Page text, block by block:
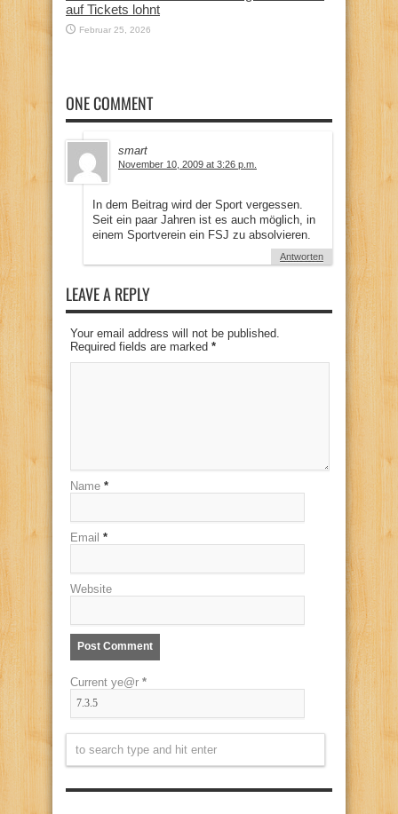
auf Tickets lohnt
Februar 25, 2026
ONE COMMENT
smart
November 10, 2009 at 3:26 p.m.
In dem Beitrag wird der Sport vergessen.
Seit ein paar Jahren ist es auch möglich, in
einem Sportverein ein FSJ zu absolvieren.
Antworten
LEAVE A REPLY
Your email address will not be published.
Required fields are marked *
Name *
Email *
Website
Current ye@r *